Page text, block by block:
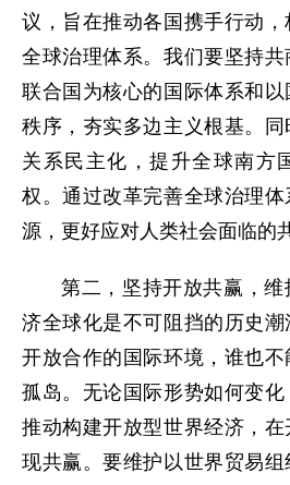
议，旨在推动各国携手行动
全球治理体系。我们要坚持
联合国为核心的国际体系和
秩序，夯实多边主义根基。
关系民主化，提升全球南方
权。通过改革完善全球治理
源，更好应对人类社会面临的
第二，坚持开放共赢，
济全球化是不可阻挡的历史
开放合作的国际环境，谁也
孤岛。无论国际形势如何变
推动构建开放型世界经济，
现共赢。要维护以世界贸易